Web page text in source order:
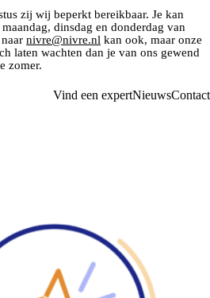
zij wij beperkt bereikbaar. Je kan
dinsdag en donderdag van
nivre@nivre.nl kan ook, maar onze
laten wachten dan je van ons gewend
zomer.
Vind een expertNieuwsContact